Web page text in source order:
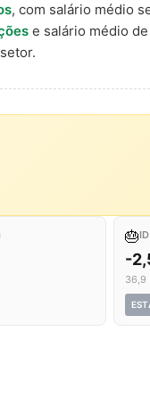
, com salário médio
e salário médio de
🎂
-
36,9